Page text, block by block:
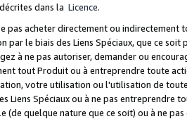
dans la Licence.
pas acheter directement ou
par le biais des Liens Spéciaux, que ce
à ne pas autoriser, demander ou
tout Produit ou à entreprendre toute
votre utilisation ou l'utilisation de
Liens Spéciaux ou à ne pas entreprendre
(de quelque nature que ce soit) ou à ne